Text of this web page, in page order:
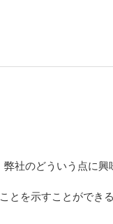
社のどういう点に興
を示すことができる